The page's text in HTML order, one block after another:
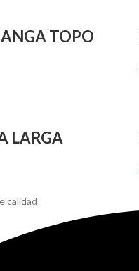
TOPO
LARGA
calidad